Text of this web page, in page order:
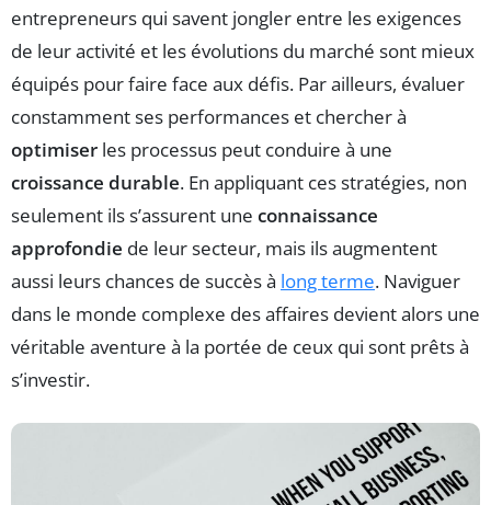
entrepreneurs qui savent jongler entre les exigences
de leur activité et les évolutions du marché sont mieux
équipés pour faire face aux défis. Par ailleurs, évaluer
constamment ses performances et chercher à
optimiser les processus peut conduire à une
croissance durable. En appliquant ces stratégies, non
seulement ils s’assurent une connaissance
approfondie de leur secteur, mais ils augmentent
aussi leurs chances de succès à long terme. Naviguer
dans le monde complexe des affaires devient alors une
véritable aventure à la portée de ceux qui sont prêts à
s’investir.